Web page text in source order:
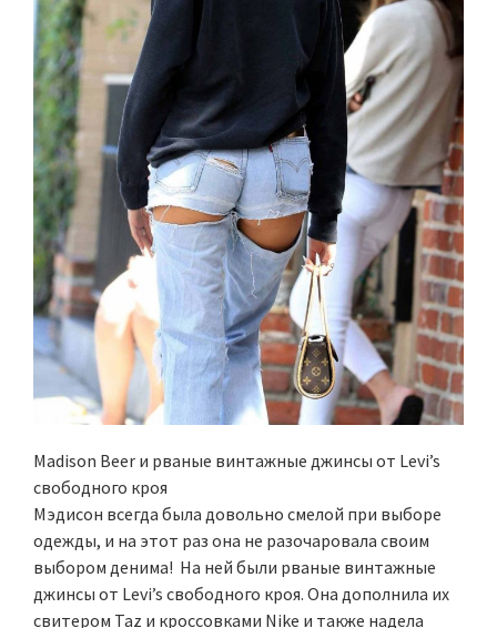
Madison Beer и рваные винтажные джинсы от Levi’s
свободного кроя
Мэдисон всегда была довольно смелой при выборе
одежды, и на этот раз она не разочаровала своим
выбором денима! На ней были рваные винтажные
джинсы от Levi’s свободного кроя. Она дополнила их
свитером Taz и кроссовками Nike и также надела